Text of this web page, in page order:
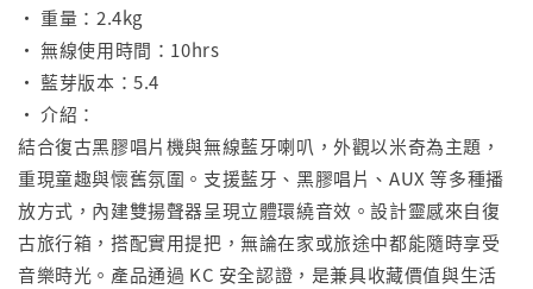
• 重量：2.4kg
• 無線使用時間：10hrs
• 藍芽版本：5.4
• 介紹：
結合復古黑膠唱片機與無線藍牙喇叭，外觀以米奇為主題，
重現童趣與懷舊氛圍。支援藍牙、黑膠唱片、AUX 等多種播
放方式，內建雙揚聲器呈現立體環繞音效。設計靈感來自復
古旅行箱，搭配實用提把，無論在家或旅途中都能隨時享受
音樂時光。產品通過 KC 安全認證，是兼具收藏價值與生活